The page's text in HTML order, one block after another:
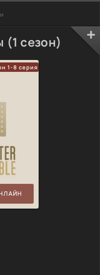
(1 сезон)
1-8 серия